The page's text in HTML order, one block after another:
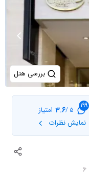
بررسی هتل
199
5 /
3.6 امتیاز
نمایش نظرات